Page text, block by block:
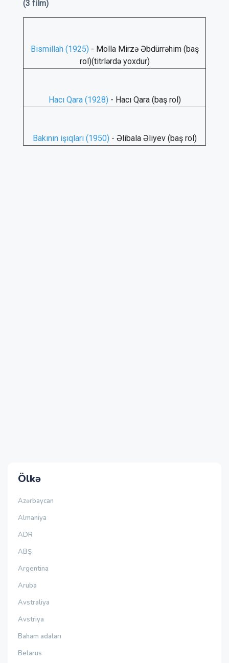
Ölkə
Azərbaycan
Almaniya
ADR
ABŞ
Argentina
Aruba
Avstraliya
Avstriya
Baham adaları
Belarus
(3 film)
Bismillah (1925)- Molla Mirzə Əbdürrəhim (baş
rol)(titrlərdə yoxdur)
Hacı Qara (1928)- Hacı Qara (baş rol)
Bakının işıqları (1950)- Əlibala Əliyev (baş rol)